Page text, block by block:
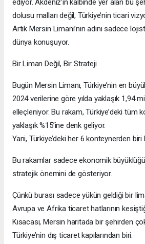
ediyor. Akdeniz’in kalbinde yer alan bu
dolusu malları değil, Türkiye’nin ticari
Artık Mersin Limanı’nın adını sadece
dünya konuşuyor.
Bir Liman Değil, Bir Strateji
Bugün Mersin Limanı, Türkiye’nin en
2024 verilerine göre yılda yaklaşık 1,94
elleçleniyor. Bu rakam, Türkiye’deki tüm
yaklaşık %15’ine denk geliyor.
Yani, Türkiye’deki her 6 konteynerden biri
Bu rakamlar sadece ekonomik büyüklüğü
stratejik önemini de gösteriyor.
Çünkü burası sadece yükün geldiği bir
Avrupa ve Afrika ticaret hatlarının
Kısacası, Mersin haritada bir şehirden
Türkiye’nin dış ticaret kapılarından biri.